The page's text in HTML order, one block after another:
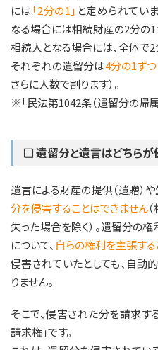
には「2分の1」 と定められてい
なる場合には相続財産の2分の
相続人となる場合には、全体で2
それぞれの遺留分は4分の1ずつ
さらに人数で割ります）。
※「民法第1042条（遺留分の帰
❏ 遺留分と遺言はどちらが
遺言による財産の提供（遺贈）
分を侵害することはできません
失った場合を除く）。遺留分の
について、 自らの権利を主張する
侵害されていたとしても、自
りません。
そこで、侵害された分を請求
請求権」です。